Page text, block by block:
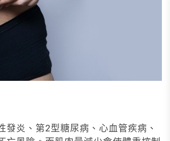
炎、第2型糖尿病、心血管疾病、